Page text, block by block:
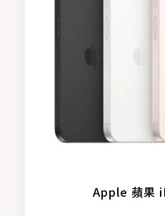
Apple 蘋果